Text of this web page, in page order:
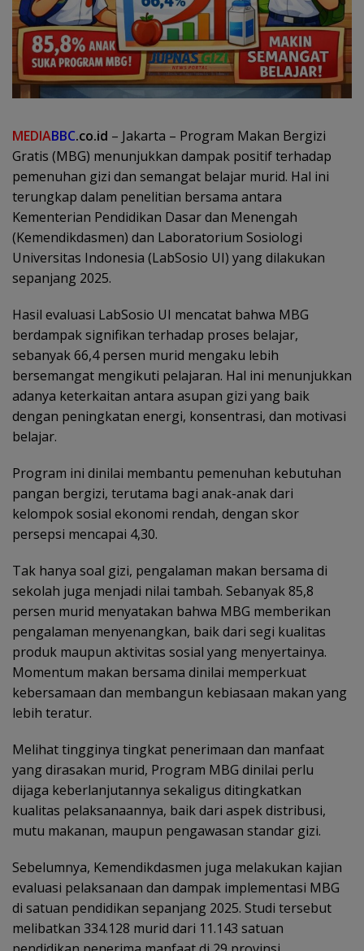
MEDIABBC.co.id – Jakarta – Program Makan Bergizi
Gratis (MBG) menunjukkan dampak positif terhadap
pemenuhan gizi dan semangat belajar murid. Hal ini
terungkap dalam penelitian bersama antara
Kementerian Pendidikan Dasar dan Menengah
(Kemendikdasmen) dan Laboratorium Sosiologi
Universitas Indonesia (LabSosio UI) yang dilakukan
sepanjang 2025.
Hasil evaluasi LabSosio UI mencatat bahwa MBG
berdampak signifikan terhadap proses belajar,
sebanyak 66,4 persen murid mengaku lebih
bersemangat mengikuti pelajaran. Hal ini menunjukkan
adanya keterkaitan antara asupan gizi yang baik
dengan peningkatan energi, konsentrasi, dan motivasi
belajar.
Program ini dinilai membantu pemenuhan kebutuhan
pangan bergizi, terutama bagi anak-anak dari
kelompok sosial ekonomi rendah, dengan skor
persepsi mencapai 4,30.
Tak hanya soal gizi, pengalaman makan bersama di
sekolah juga menjadi nilai tambah. Sebanyak 85,8
persen murid menyatakan bahwa MBG memberikan
pengalaman menyenangkan, baik dari segi kualitas
produk maupun aktivitas sosial yang menyertainya.
Momentum makan bersama dinilai memperkuat
kebersamaan dan membangun kebiasaan makan yang
lebih teratur.
Melihat tingginya tingkat penerimaan dan manfaat
yang dirasakan murid, Program MBG dinilai perlu
dijaga keberlanjutannya sekaligus ditingkatkan
kualitas pelaksanaannya, baik dari aspek distribusi,
mutu makanan, maupun pengawasan standar gizi.
Sebelumnya, Kemendikdasmen juga melakukan kajian
evaluasi pelaksanaan dan dampak implementasi MBG
di satuan pendidikan sepanjang 2025. Studi tersebut
melibatkan 334.128 murid dari 11.143 satuan